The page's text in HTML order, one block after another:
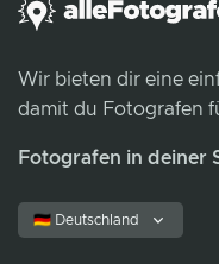
Wir bieten dir eine
damit du Fotografen
Fotografen in deiner
🇩🇪 Deutschland